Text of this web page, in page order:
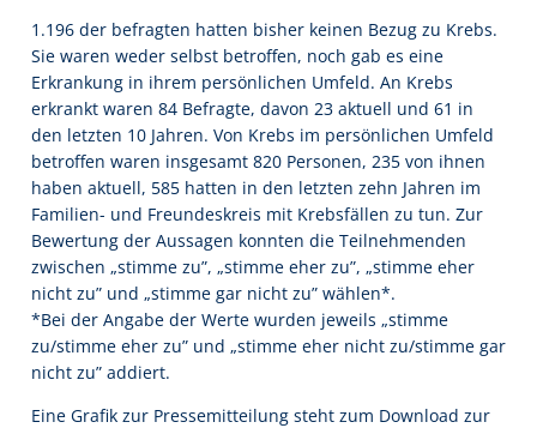
1.196 der befragten hatten bisher keinen Bezug zu Krebs.
Sie waren weder selbst betroffen, noch gab es eine
Erkrankung in ihrem persönlichen Umfeld. An Krebs
erkrankt waren 84 Befragte, davon 23 aktuell und 61 in
den letzten 10 Jahren. Von Krebs im persönlichen Umfeld
betroffen waren insgesamt 820 Personen, 235 von ihnen
haben aktuell, 585 hatten in den letzten zehn Jahren im
Familien- und Freundeskreis mit Krebsfällen zu tun. Zur
Bewertung der Aussagen konnten die Teilnehmenden
zwischen „stimme zu”, „stimme eher zu”, „stimme eher
nicht zu” und „stimme gar nicht zu” wählen*.
*Bei der Angabe der Werte wurden jeweils „stimme
zu/stimme eher zu” und „stimme eher nicht zu/stimme gar
nicht zu” addiert.
Eine Grafik zur Pressemitteilung steht zum Download zur